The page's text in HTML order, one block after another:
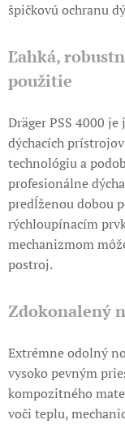
špičkovú ochranu
Ľahká,
použitie
Dräger PSS 4000
dýchacích
technológiu a
profesionálne
predĺženou dobou
rýchloupínacím
mechanizmom
postroj.
Zdokonalený
Extrémne odolný
vysoko pevným
kompozitného
voči teplu,